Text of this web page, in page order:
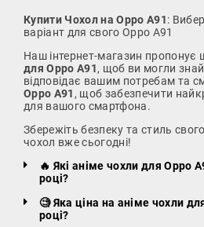
Купити Чохол на Oppo A91:
варіант для свого Oppo A91
Наш інтернет-магазин пропонує
для Oppo A91, щоб ви могли
відповідає вашим потребам та
Oppo A91 , щоб забезпечити
для вашого смартфона.
Збережіть безпеку та стиль
чохол вже сьогодні!
🔥 Які аніме чохли для Oppo
році?
🧐 Яка ціна на аніме чохли
році?